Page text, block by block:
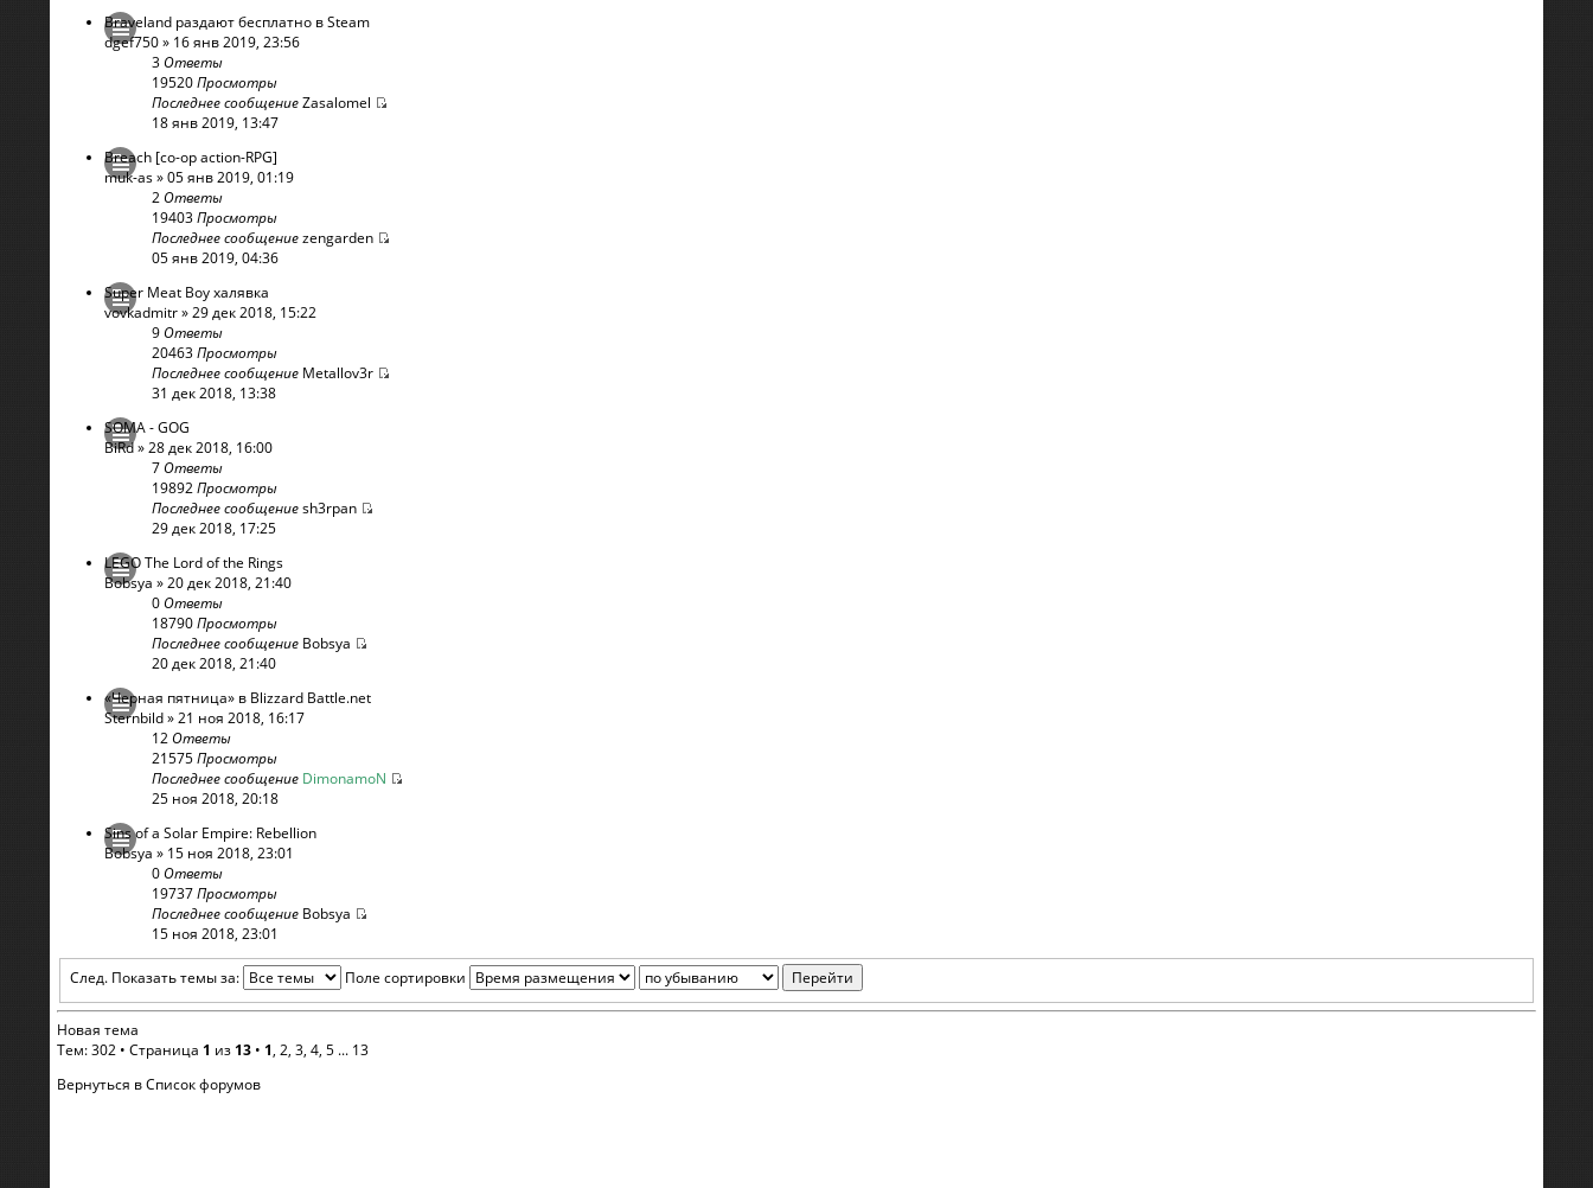
Braveland раздают бесплатно в Steam
dgef750» 16 янв 2019, 23:56
3Ответы
19520Просмотры
Последнее сообщениеZasalomel
18 янв 2019, 13:47
Breach [co-op action-RPG]
muk-as» 05 янв 2019, 01:19
2Ответы
19403Просмотры
Последнее сообщениеzengarden
05 янв 2019, 04:36
Super Meat Boy халявка
vovkadmitr» 29 дек 2018, 15:22
9Ответы
20463Просмотры
Последнее сообщение Metallov3r
31 дек 2018, 13:38
SOMA - GOG
BiRd» 28 дек 2018, 16:00
7Ответы
19892Просмотры
Последнее сообщениеsh3rpan
29 дек 2018, 17:25
LEGO The Lord of the Rings
Bobsya » 20 дек 2018, 21:40
0Ответы
18790Просмотры
Последнее сообщение Bobsya
20 дек 2018, 21:40
«Черная пятница» в Blizzard Battle.net
Sternbild» 21 ноя 2018, 16:17
12Ответы
21575Просмотры
Последнее сообщение DimonamoN
25 ноя 2018, 20:18
Sins of a Solar Empire: Rebellion
Bobsya » 15 ноя 2018, 23:01
0Ответы
19737Просмотры
Последнее сообщение Bobsya
15 ноя 2018, 23:01
След. Показать темы за: Поле сортировки
Новая тема
Тем: 302 • Страница 1 из 13 • 1, 2, 3, 4, 5 ... 13
Вернуться в Список форумов